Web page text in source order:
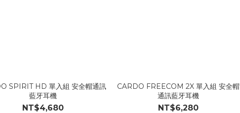
SPIRIT HD 單入組 安全帽通訊
藍牙耳機
NT$4,680
CARDO FREECOM 2X 單入組 安全帽
通訊藍牙耳機
NT$6,280